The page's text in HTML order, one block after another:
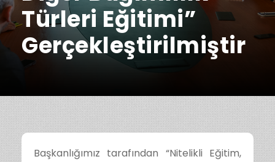
Türleri Eğitimi”
Gerçekleştirilmiştir
Başkanlığımız tarafından “Nitelikli Eğitim,